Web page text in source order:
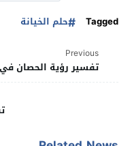
Tagged
حلم الخيانة
Previous
تفسير رؤية الحصان في